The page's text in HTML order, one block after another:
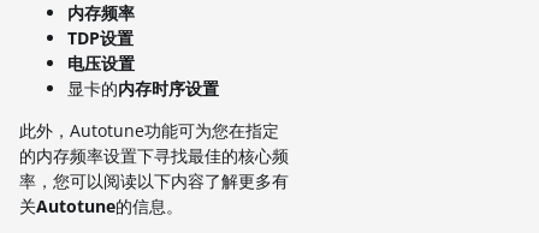
内存频率
TDP设置
电压设置
显卡的内存时序设置
此外，Autotune功能可为您在指定
的内存频率设置下寻找最佳的核心频
率，您可以阅读以下内容了解更多有
关Autotune的信息。